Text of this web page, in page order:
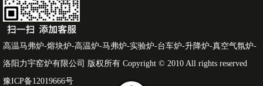
高温马弗炉-熔块炉-高温炉-马弗炉-实验炉-台车炉-升降炉-真空气氛炉-
洛阳力宇窑炉有限公司 版权所有 Copyright © 2010 All rights reserved
豫ICP备12019666号